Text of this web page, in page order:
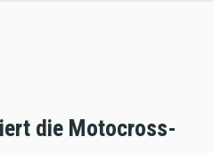
die Motocross-